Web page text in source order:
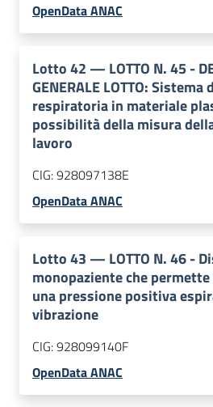
OpenData ANAC
Lotto42 — LOTTO N. 45 -
GENERALE LOTTO:
respiratoria in materiale
possibilità della misura
lavoro
CIG:928097138E
OpenData ANAC
Lotto43 — LOTTO N. 46 -
monopaziente che
una pressione positiva
vibrazione
CIG:928099140F
OpenData ANAC